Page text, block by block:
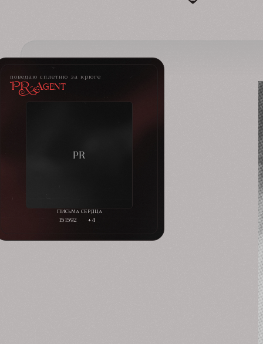
поведаю сплетню за крюге
PR-Agent
151592 +4